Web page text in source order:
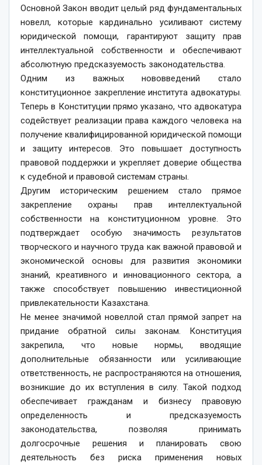
Основной Закон вводит целый ряд фундаментальных
новелл, которые кардинально усиливают систему
юридической помощи, гарантируют защиту прав
интеллектуальной собственности и обеспечивают
абсолютную предсказуемость законодательства.
Одним из важных нововведений стало
конституционное закрепление института адвокатуры.
Теперь в Конституции прямо указано, что адвокатура
содействует реализации права каждого человека на
получение квалифицированной юридической помощи
и защиту интересов. Это повышает доступность
правовой поддержки и укрепляет доверие общества
к судебной и правовой системам страны.
Другим историческим решением стало прямое
закрепление охраны прав интеллектуальной
собственности на конституционном уровне. Это
подтверждает особую значимость результатов
творческого и научного труда как важной правовой и
экономической основы для развития экономики
знаний, креативного и инновационного сектора, а
также способствует повышению инвестиционной
привлекательности Казахстана.
Не менее значимой новеллой стал прямой запрет на
придание обратной силы законам. Конституция
закрепила, что новые нормы, вводящие
дополнительные обязанности или усиливающие
ответственность, не распространяются на отношения,
возникшие до их вступления в силу. Такой подход
обеспечивает гражданам и бизнесу правовую
определенность и предсказуемость
законодательства, позволяя принимать
долгосрочные решения и планировать свою
деятельность без риска применения новых